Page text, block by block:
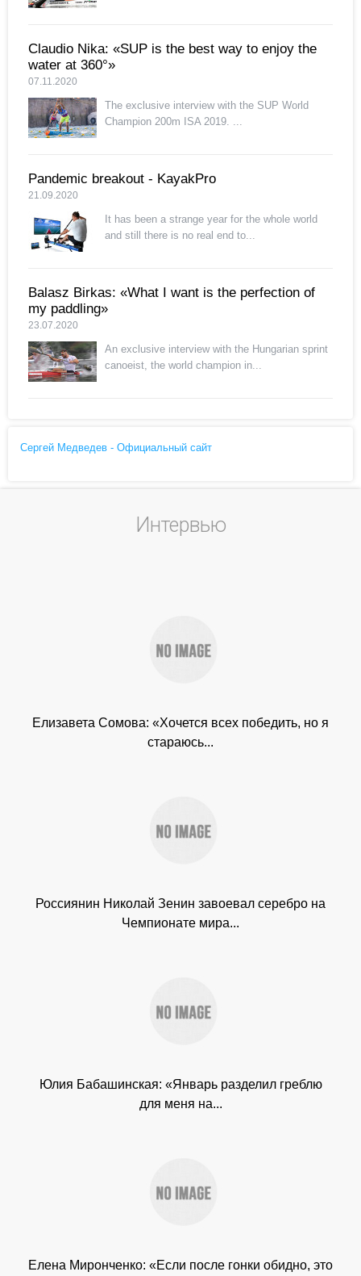
Claudio Nika: «SUP is the best way to enjoy the
water at 360°»
07.11.2020
The exclusive interview with the SUP World
Champion 200m ISA 2019. ...
Pandemic breakout - KayakPro
21.09.2020
It has been a strange year for the whole world
and still there is no real end to...
Balasz Birkas: «What I want is the perfection of
my paddling»
23.07.2020
An exclusive interview with the Hungarian sprint
canoeist, the world champion in...
Сергей Медведев - Официальный сайт
Интервью
Елизавета Сомова: «Хочется всех победить, но я
стараюсь...
Россиянин Николай Зенин завоевал серебро на
Чемпионате мира...
Юлия Бабашинская: «Январь разделил греблю
для меня на...
Елена Миронченко: «Если после гонки обидно, это